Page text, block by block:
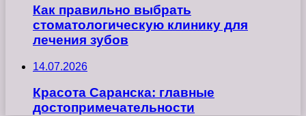
Как правильно выбрать
стоматологическую клинику для
лечения зубов
14.07.2026
Красота Саранска: главные
достопримечательности